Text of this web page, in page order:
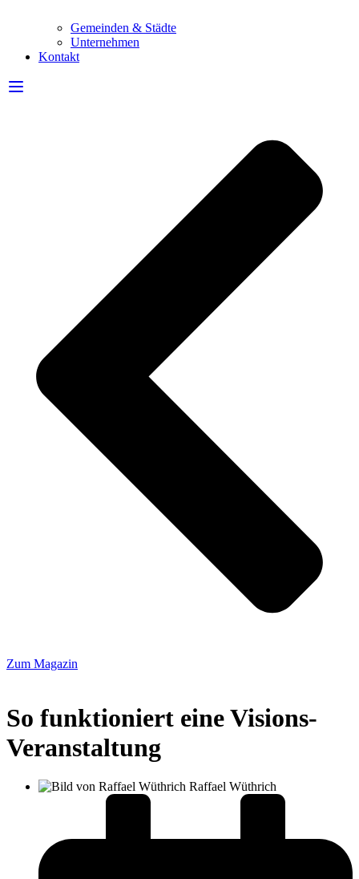
Gemeinden & Städte
Unternehmen
Kontakt
Zum Magazin
So funktioniert eine Visions-
Veranstaltung
Raffael Wüthrich